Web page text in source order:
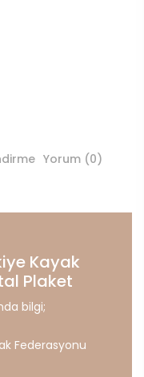
Yorum (0)
Kayak
Plaket
bilgi;
Federasyonu